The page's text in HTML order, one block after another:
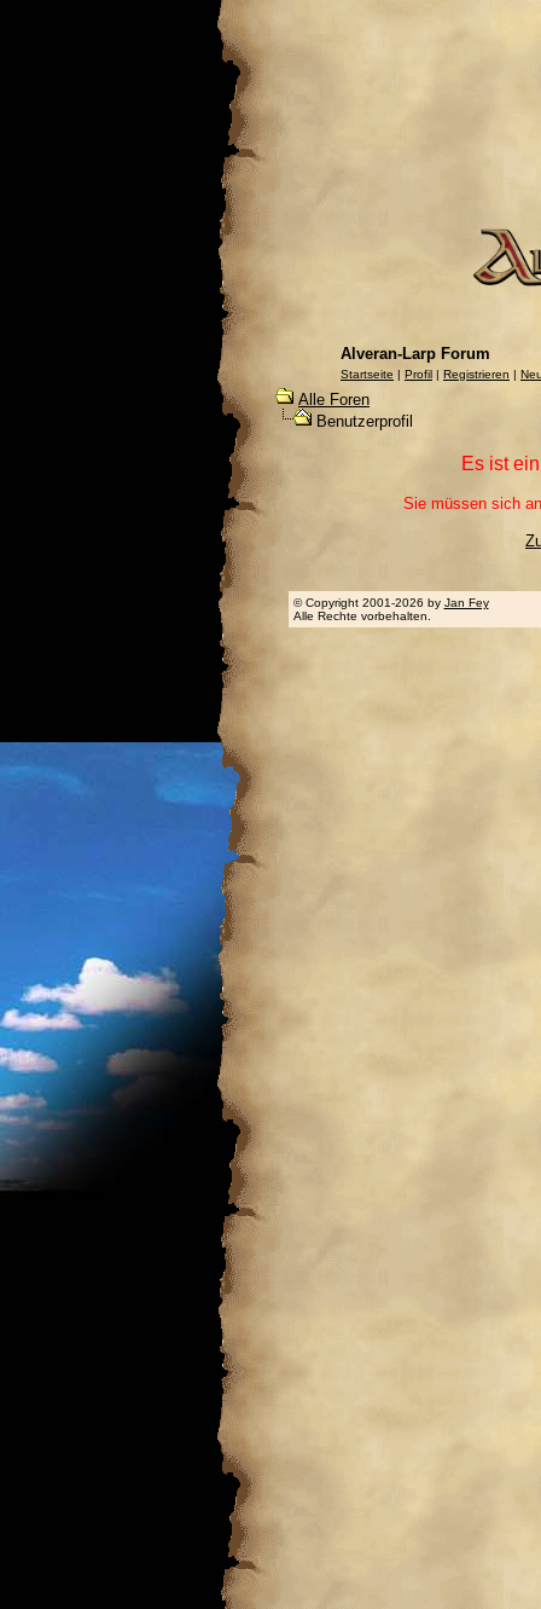
Alveran-Larp Forum
Startseite | Profil | Registrieren |
Alle Foren
Benutzerprofil
Es ist
Sie müssen sich
© Copyright 2001-2026 by Jan Fey
Alle Rechte vorbehalten.